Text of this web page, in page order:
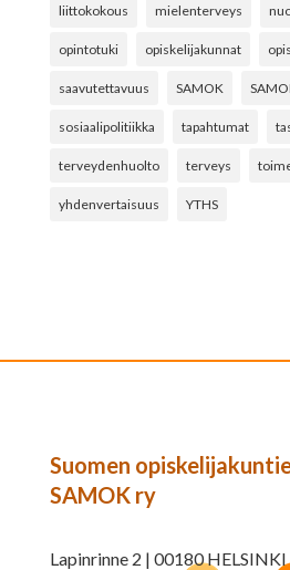
liittokokous mielenterveys
opintotuki opiskelijakunnat
saavutettavuus SAMOK
sosiaalipolitiikka tapahtumat
terveydenhuolto terveys
yhdenvertaisuus YTHS
Suomen
SAMOK ry
Lapinrinne 2 | 00180 HELSINKI